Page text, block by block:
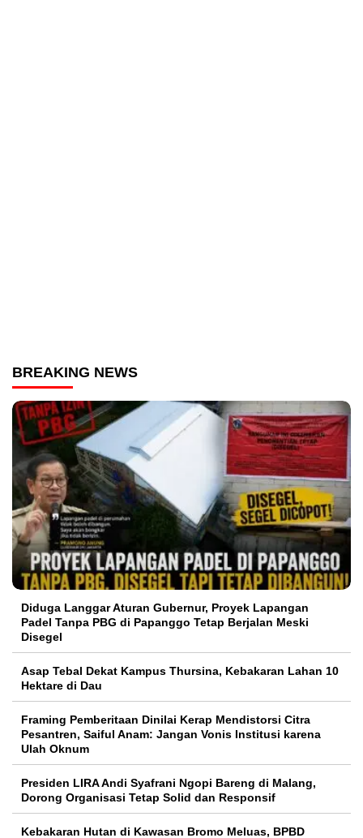
BREAKING NEWS
Diduga Langgar Aturan Gubernur, Proyek Lapangan
Padel Tanpa PBG di Papanggo Tetap Berjalan Meski
Disegel
Asap Tebal Dekat Kampus Thursina, Kebakaran Lahan 10
Hektare di Dau
Framing Pemberitaan Dinilai Kerap Mendistorsi Citra
Pesantren, Saiful Anam: Jangan Vonis Institusi karena
Ulah Oknum
Presiden LIRA Andi Syafrani Ngopi Bareng di Malang,
Dorong Organisasi Tetap Solid dan Responsif
Kebakaran Hutan di Kawasan Bromo Meluas, BPBD